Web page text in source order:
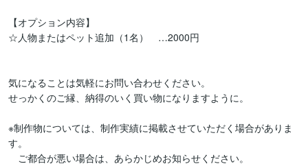
【オプション内容】
☆人物またはペット追加（1名）　…2000円
気になることは気軽にお問い合わせください。
せっかくのご縁、納得のいく買い物になりますように。
※制作物については、制作実績に掲載させていただく場合がありま
す。
ご都合が悪い場合は、あらかじめお知らせください。